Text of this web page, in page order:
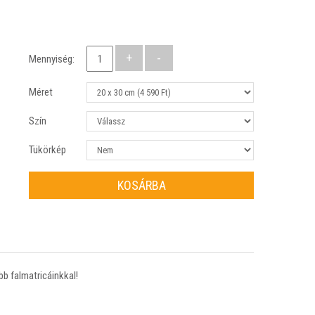
Mennyiség:
Méret
Szín
Tükörkép
KOSÁRBA
falmatricáinkkal!